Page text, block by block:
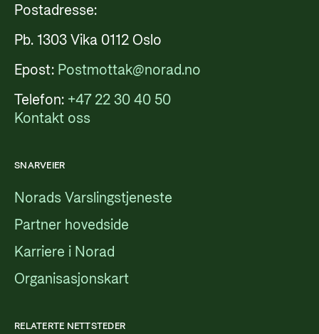
Postadresse:
Pb. 1303 Vika 0112 Oslo
Epost: Postmottak@norad.no
Telefon: +47 22 30 40 50
Kontakt oss
SNARVEIER
Norads Varslingstjeneste
Partner hovedside
Karriere i Norad
Organisasjonskart
RELATERTE NETTSTEDER